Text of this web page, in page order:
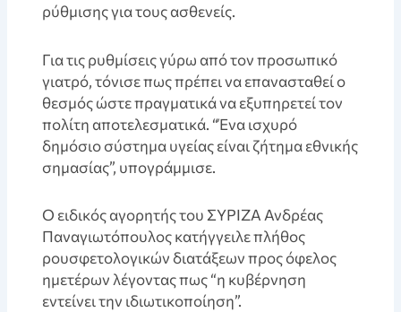
ρύθμισης για τους ασθενείς.
Για τις ρυθμίσεις γύρω από τον προσωπικό
γιατρό, τόνισε πως πρέπει να επανασταθεί ο
θεσμός ώστε πραγματικά να εξυπηρετεί τον
πολίτη αποτελεσματικά. “Ένα ισχυρό
δημόσιο σύστημα υγείας είναι ζήτημα εθνικής
σημασίας”, υπογράμμισε.
Ο ειδικός αγορητής του ΣΥΡΙΖΑ Ανδρέας
Παναγιωτόπουλος κατήγγειλε πλήθος
ρουσφετολογικών διατάξεων προς όφελος
ημετέρων λέγοντας πως “η κυβέρνηση
εντείνει την ιδιωτικοποίηση”.